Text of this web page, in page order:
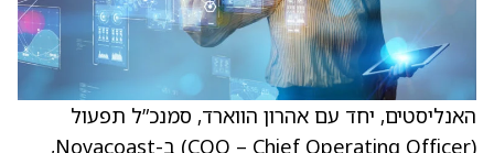
האנליסטים, יחד עם אהרון הווארד, סמנכ”ל תפעול
(COO – Chief Operating Officer) ב-Novacoast,